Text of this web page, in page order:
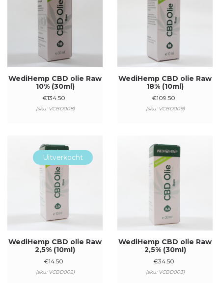
WediHemp CBD olie Raw
10% (30ml)
€134.50
(sku: VCBD008)
WediHemp CBD olie Raw
18% (10ml)
€109.50
(sku: VCBD009)
Uitverkocht
WediHemp CBD olie Raw
2,5% (10ml)
€14.50
(sku: VCBD002)
WediHemp CBD olie Raw
2,5% (30ml)
€34.50
(sku: VCBD003)